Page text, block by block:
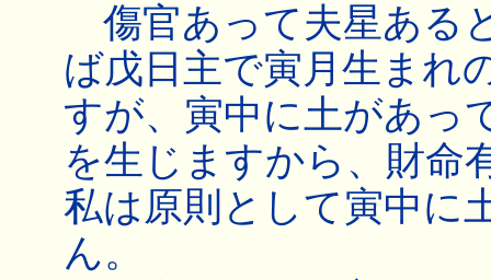
傷官あって夫星ある
ば戊日主で寅月生まれ
すが、寅中に土があっ
を生じますから、財命
私は原則として寅中に
ん。